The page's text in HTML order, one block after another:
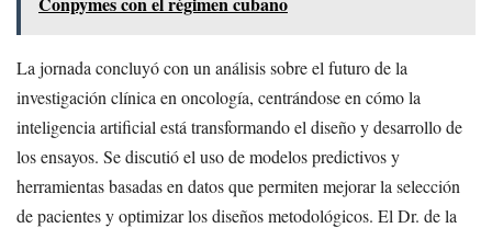
La jornada concluyó con un análisis sobre el futuro de la
investigación clínica en oncología, centrándose en cómo la
inteligencia artificial está transformando el diseño y desarrollo de
los ensayos. Se discutió el uso de modelos predictivos y
herramientas basadas en datos que permiten mejorar la selección
de pacientes y optimizar los diseños metodológicos. El Dr. de la